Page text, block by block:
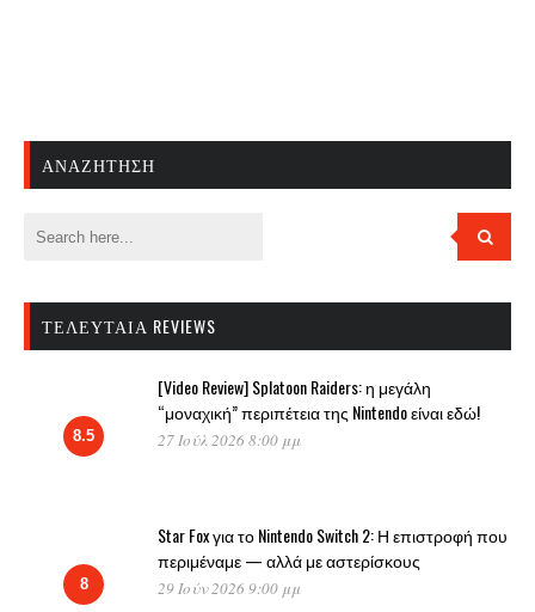
ΑΝΑΖΉΤΗΣΗ
ΤΕΛΕΥΤΑΊΑ REVIEWS
8.5
[Video Review] Splatoon Raiders: η μεγάλη
“μοναχική” περιπέτεια της Nintendo είναι εδώ!
27 Ιούλ 2026 8:00 μμ
8
Star Fox για το Nintendo Switch 2: Η επιστροφή που
περιμέναμε — αλλά με αστερίσκους
29 Ιούν 2026 9:00 μμ